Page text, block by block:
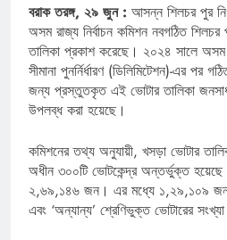
বরাক তরঙ্গ, ২৯ জুন : আসন্ন শিলচর পুর
অসম রাজ্য নির্বাচন কমিশন নবগঠিত
তালিকা প্রকাশ করেছে। ২০২৪ সালে
সীমানা পুনর্নির্ধারণ (ডিলিমিটেশন)-এর পর
জন্য প্রস্তুতকৃত এই ভোটার তালিকা
উপলব্ধ করা হয়েছে।
কমিশনের তথ্য অনুযায়ী, খসড়া ভোটার
অধীন ৩০০টি ভোটকেন্দ্র অন্তর্ভুক্ত হয়েছে
২,৬৯,১৪৬ জন। এর মধ্যে ১,২৯,১০৯
এবং ‘অন্যান্য’ শ্রেণিভুক্ত ভোটারের